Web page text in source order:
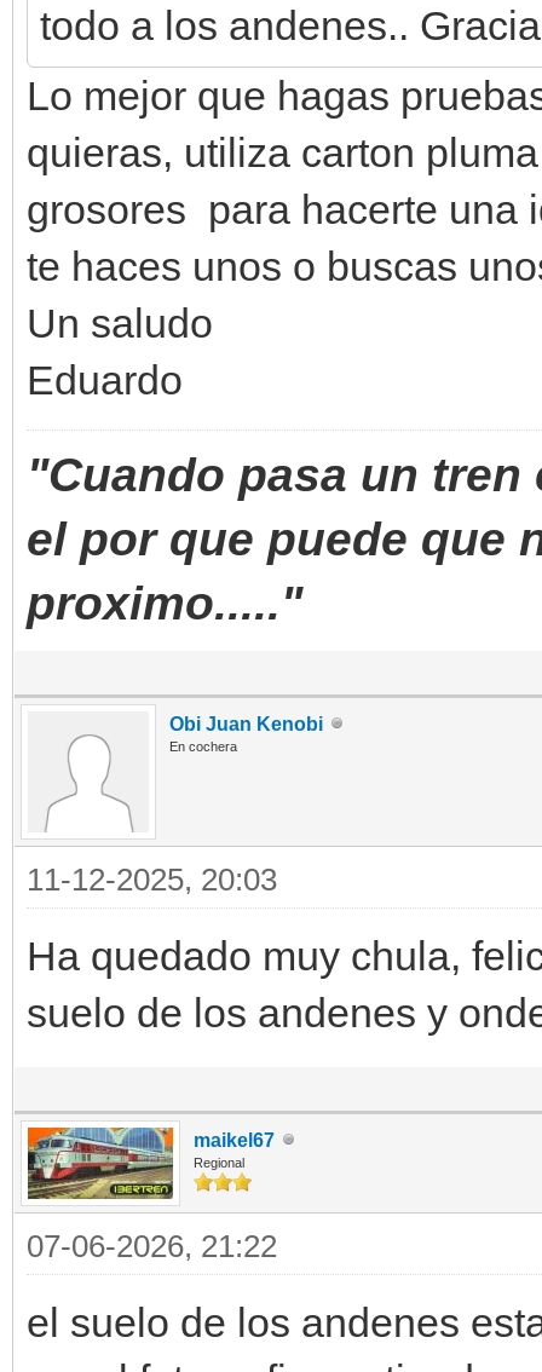
todo a los andenes..
Lo mejor que hagas
quieras, utiliza carton
grosores para hacerte una
te haces unos o buscas
Un saludo
Eduardo
"Cuando pasa un
el por que puede que
proximo....."
Obi Juan Kenobi
En cochera
11-12-2025, 20:03
Ha quedado muy chula,
suelo de los andenes y
maikel67
Regional
07-06-2026, 21:22
el suelo de los andenes